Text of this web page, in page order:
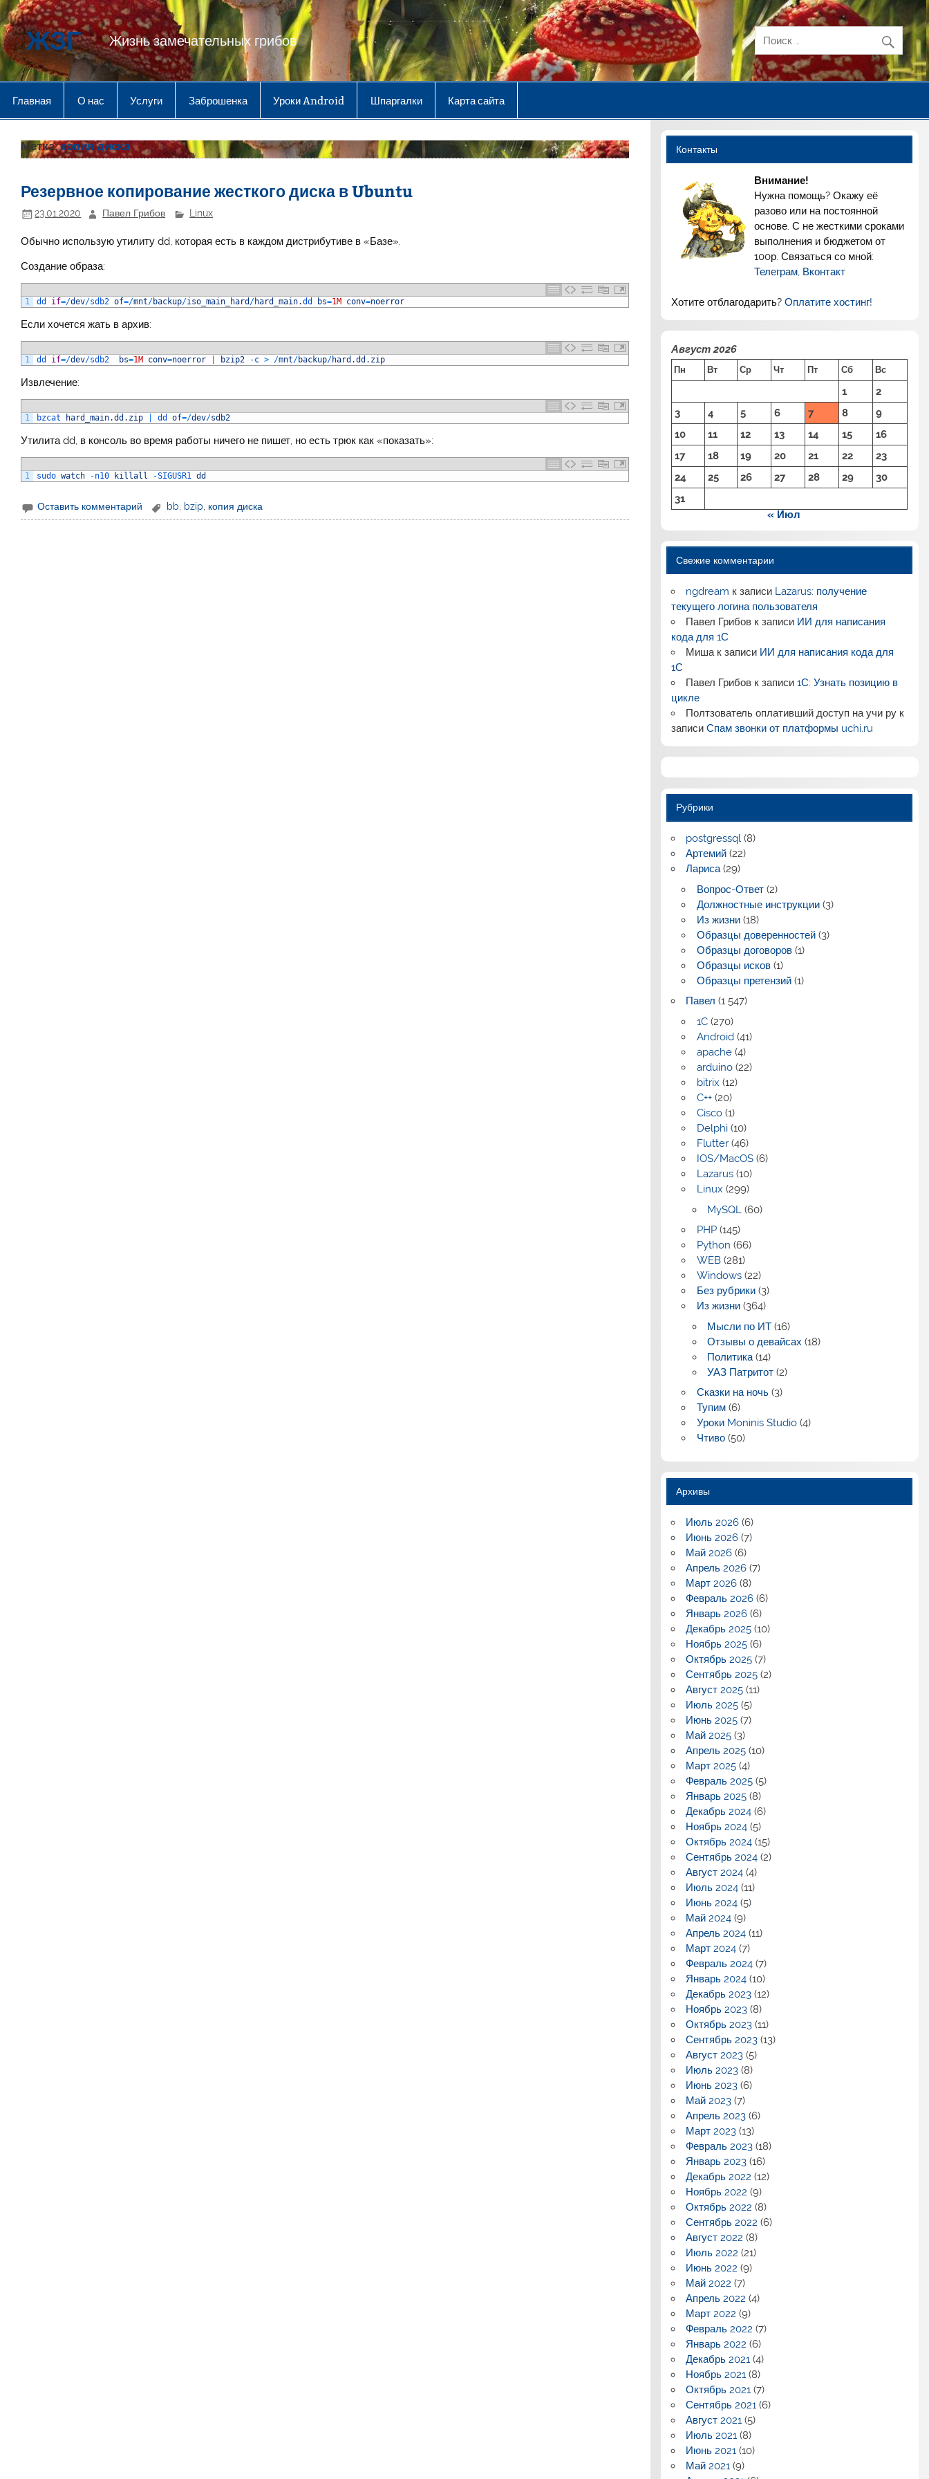
Перейти
к
содержимому
ЖЗГ Жизнь замечательных грибов
Главная О нас Услуги Заброшенка Уроки Android Шпаргалки Карта сайта
Метка:копия диска
Резервное копирование жесткого диска в Ubuntu
23.01.2020 Павел Грибов Linux
Обычно использую утилиту dd, которая есть в каждом дистрибутиве в «Базе».
Создание образа:
1 dd if=/dev/sdb2 of=/mnt/backup/iso_main_hard /hard_main.dd bs=1M conv=noerror
Если хочется жать в архив:
1 dd if=/dev/sdb2 bs=1M conv=noerror bzip2 -c > /mnt/backup/hard .dd . zip
Извлечение:
1 bzcat hard_main.dd . zip dd of=/dev/sdb2
Утилита dd, в консоль во время работы ничего не пишет, но есть трюк как «показать»:
1 sudo watch -n10 killall -SIGUSR1 dd
Оставить комментарий bb, bzip, копия диска
Контакты
Внимание!
Нужна помощь? Окажу её
разово или на постоянной
основе. С не жесткими сроками
выполнения и бюджетом от
100р. Связаться со мной:
Телеграм Вконтакт
Хотите отблагодарить?Оплатите хостинг!
Август 2026
Пн Вт Ср Чт Пт Сб Вс
1
2
3
4 5 6 7 8
9
10
11 12 13 14 15
16
17
18 19 20 21 22
23
24
25 26 27 28 29
30
31
« Июл
Свежие комментарии
ngdream к записи Lazarus: получение
текущего логина пользователя
Павел Грибов к записи ИИ для написания
кода для 1С
Мишак записи ИИ для написания кода для
1С
Павел Грибов к записи1С: Узнать позицию в
цикле
Полтзователь оплативший доступ на учи ру к
записиСпам звонки от платформы uchi.ru
Рубрики
postgressql (8)
Артемий (22)
Лариса(29)
Вопрос-Ответ(2)
Должностные инструкции(3)
Из жизни(18)
Образцы доверенностей(3)
Образцы договоров(1)
Образцы исков(1)
Образцы претензий(1)
Павел (1 547)
1C(270)
Android(41)
apache(4)
arduino(22)
bitrix (12)
C++(20)
Cisco(1)
Delphi(10)
Flutter(46)
IOS/MacOS(6)
Lazarus(10)
Linux (299)
MySQL(60)
PHP(145)
Python (66)
WEB(281)
Windows(22)
Без рубрики(3)
Из жизни(364)
Мысли по ИТ(16)
Отзывы о девайсах (18)
Политика(14)
УАЗ Патритот(2)
Сказки на ночь(3)
Тупим(6)
Уроки Moninis Studio(4)
Чтиво(50)
Архивы
Июль 2026 (6)
Июнь 2026 (7)
Май 2026 (6)
Апрель 2026 (7)
Март 2026 (8)
Февраль 2026 (6)
Январь 2026 (6)
Декабрь 2025 (10)
Ноябрь 2025 (6)
Октябрь 2025 (7)
Сентябрь 2025 (2)
Август 2025 (11)
Июль 2025 (5)
Июнь 2025 (7)
Май 2025 (3)
Апрель 2025 (10)
Март 2025 (4)
Февраль 2025 (5)
Январь 2025 (8)
Декабрь 2024 (6)
Ноябрь 2024 (5)
Октябрь 2024 (15)
Сентябрь 2024 (2)
Август 2024 (4)
Июль 2024 (11)
Июнь 2024 (5)
Май 2024 (9)
Апрель 2024 (11)
Март 2024 (7)
Февраль 2024 (7)
Январь 2024 (10)
Декабрь 2023 (12)
Ноябрь 2023 (8)
Октябрь 2023 (11)
Сентябрь 2023 (13)
Август 2023 (5)
Июль 2023 (8)
Июнь 2023 (6)
Май 2023 (7)
Апрель 2023 (6)
Март 2023 (13)
Февраль 2023 (18)
Январь 2023 (16)
Декабрь 2022 (12)
Ноябрь 2022 (9)
Октябрь 2022 (8)
Сентябрь 2022 (6)
Август 2022 (8)
Июль 2022 (21)
Июнь 2022 (9)
Май 2022 (7)
Апрель 2022 (4)
Март 2022 (9)
Февраль 2022 (7)
Январь 2022 (6)
Декабрь 2021 (4)
Ноябрь 2021 (8)
Октябрь 2021 (7)
Сентябрь 2021 (6)
Август 2021 (5)
Июль 2021 (8)
Июнь 2021 (10)
Май 2021 (9)